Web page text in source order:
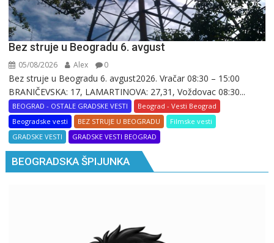
Bez struje u Beogradu 6. avgust
05/08/2026 Alex 0
Bez struje u Beogradu 6. avgust2026. Vračar 08:30 – 15:00
BRANIČEVSKA: 17, LAMARTINOVA: 27,31, Voždovac 08:30...
BEOGRAD - OSTALE GRADSKE VESTI
Beograd - Vesti Beograd
Beogradske vesti
BEZ STRUJE U BEOGRADU
Filmske vesti
GRADSKE VESTI
GRADSKE VESTI BEOGRAD
BEOGRADSKA ŠPIJUNKA